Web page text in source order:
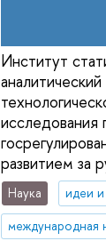
Институт
исследования
развитием за
Наука идеи